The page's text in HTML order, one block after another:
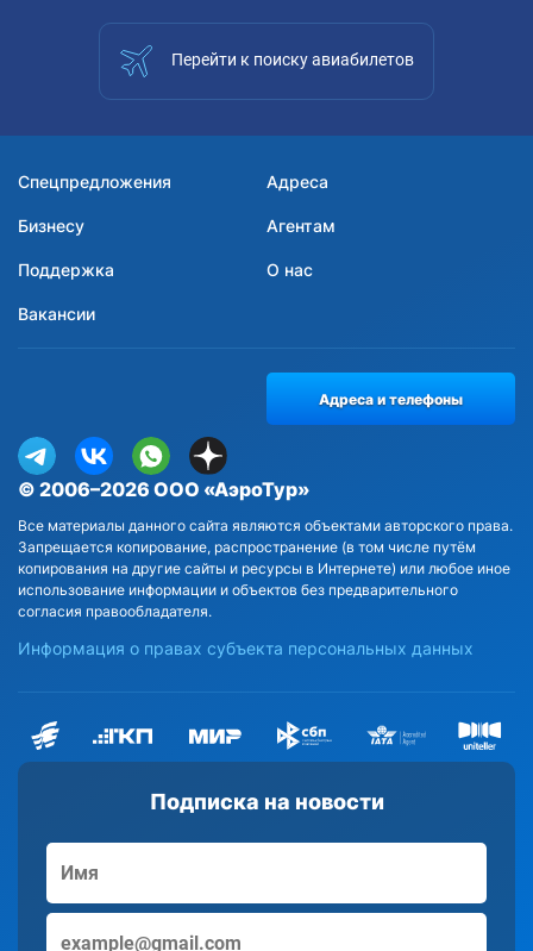
Перейти к поиску авиабилетов
Спецпредложения Адреса
Бизнесу Агентам
Поддержка О нас
Вакансии
Подписка на новости
© 2006–2026 ООО «АэроТур»
Все материалы данного сайта являются объектами авторского права.
Запрещается копирование, распространение (в том числе путём
копирования на другие сайты и ресурсы в Интернете) или любое иное
использование информации и объектов без предварительного
согласия правообладателя.
Информация о правах субъекта персональных данных
Адреса и телефоны